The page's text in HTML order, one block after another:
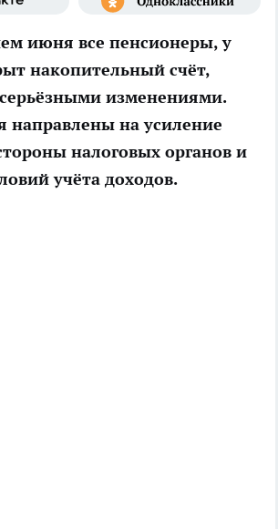
июня все пенсионеры, у
накопительный счёт,
серьёзными изменениями.
направлены на усиление
налоговых органов и
учёта доходов.